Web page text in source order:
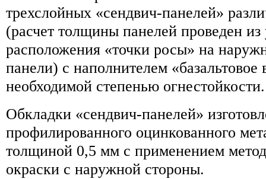
трехслойных «сендвич-панелей»
(расчет толщины панелей проведен из
расположения «точки росы» на
панели) с наполнителем «базальтовое
необходимой степенью огнестойкости.
Обкладки «сендвич-панелей»
профилированного оцинкованного
толщиной 0,5 мм с применением
окраски с наружной стороны.